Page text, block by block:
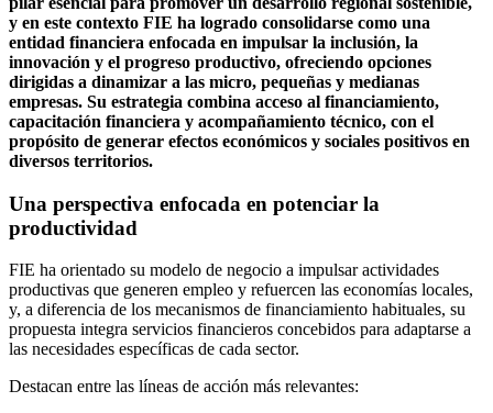
y en este contexto FIE ha logrado consolidarse como una
entidad financiera enfocada en impulsar la inclusión, la
innovación y el progreso productivo, ofreciendo opciones
dirigidas a dinamizar a las micro, pequeñas y medianas
empresas. Su estrategia combina acceso al financiamiento,
capacitación financiera y acompañamiento técnico, con el
propósito de generar efectos económicos y sociales positivos en
diversos territorios.
Una perspectiva enfocada en potenciar la
productividad
FIE ha orientado su modelo de negocio a impulsar actividades
productivas que generen empleo y refuercen las economías locales,
y, a diferencia de los mecanismos de financiamiento habituales, su
propuesta integra servicios financieros concebidos para adaptarse a
las necesidades específicas de cada sector.
Destacan entre las líneas de acción más relevantes: